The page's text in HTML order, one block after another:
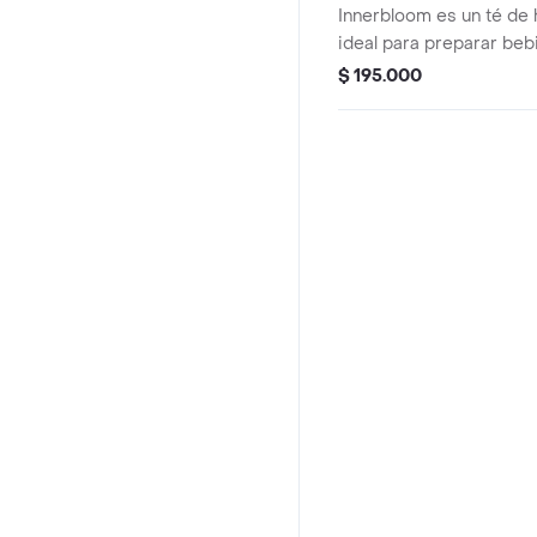
Innerbloom es un té de
ideal para preparar
reconfortantes. Su
$ 195.000